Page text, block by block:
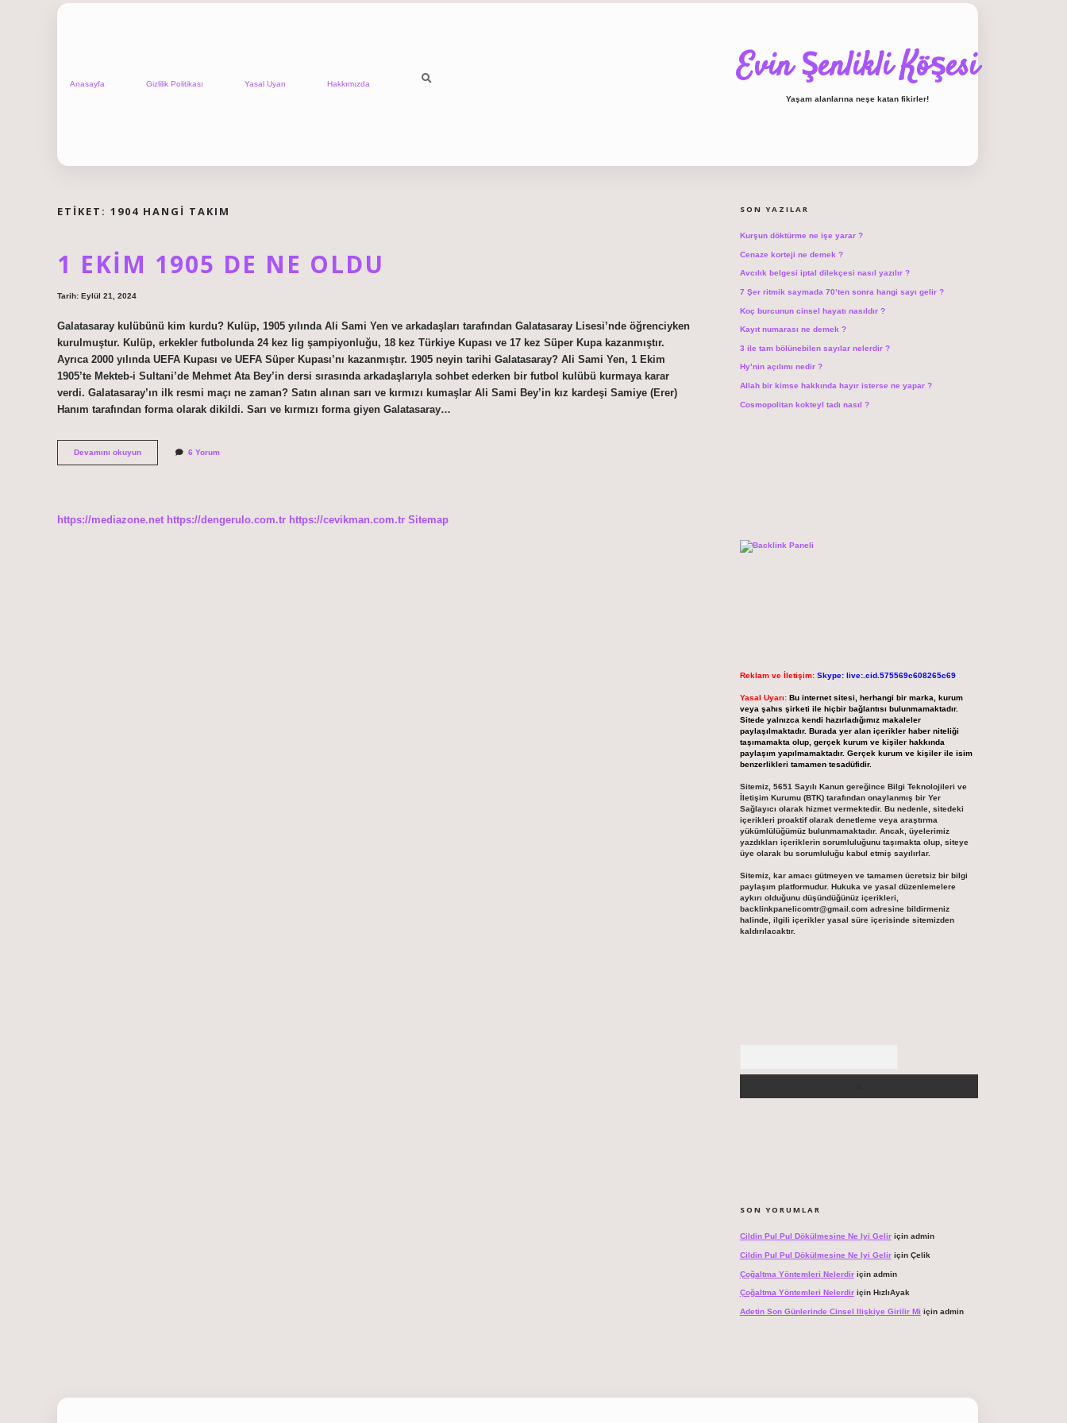
Anasayfa Gizlilik Politikası Yasal Uyarı Hakkımızda Evin Şenlikli Köşesi
Yaşam alanlarına neşe katan fikirler!
ETIKET: 1904 HANGI TAKIM
1 EKIM 1905 DE NE OLDU
Tarih: Eylül 21, 2024
Galatasaray kulübünü kim kurdu? Kulüp, 1905 yılında Ali Sami Yen ve arkadaşları tarafından Galatasaray Lisesi’nde öğrenciyken
kurulmuştur. Kulüp, erkekler futbolunda 24 kez lig şampiyonluğu, 18 kez Türkiye Kupası ve 17 kez Süper Kupa kazanmıştır.
Ayrıca 2000 yılında UEFA Kupası ve UEFA Süper Kupası’nı kazanmıştır. 1905 neyin tarihi Galatasaray? Ali Sami Yen, 1 Ekim
1905’te Mekteb-i Sultani’de Mehmet Ata Bey’in dersi sırasında arkadaşlarıyla sohbet ederken bir futbol kulübü kurmaya karar
verdi. Galatasaray’ın ilk resmi maçı ne zaman? Satın alınan sarı ve kırmızı kumaşlar Ali Sami Bey’in kız kardeşi Samiye (Erer)
Hanım tarafından forma olarak dikildi. Sarı ve kırmızı forma giyen Galatasaray…
Devamını okuyun1
Ekim
6 Yorum
https://mediazone.net https://dengerulo.com.tr https://cevikman.com.tr Sitemap
SON YAZILAR
Kurşun döktürme ne işe yarar ?
Cenaze korteji ne demek ?
Avcılık belgesi iptal dilekçesi nasıl yazılır ?
7 Şer ritmik saymada 70’ten sonra hangi sayı gelir ?
Koç burcunun cinsel hayatı nasıldır ?
Kayıt numarası ne demek ?
3 ile tam bölünebilen sayılar nelerdir ?
Hy’nin açılımı nedir ?
Allah bir kimse hakkında hayır isterse ne yapar ?
Cosmopolitan kokteyl tadı nasıl ?
Reklam ve İletişim: Skype: live:.cid.575569c608265c69
Yasal Uyarı: Bu internet sitesi, herhangi bir marka, kurum
veya şahıs şirketi ile hiçbir bağlantısı bulunmamaktadır.
Sitede yalnızca kendi hazırladığımız makaleler
paylaşılmaktadır. Burada yer alan içerikler haber niteliği
taşımamakta olup, gerçek kurum ve kişiler hakkında
paylaşım yapılmamaktadır. Gerçek kurum ve kişiler ile isim
benzerlikleri tamamen tesadüfidir.
Sitemiz, 5651 Sayılı Kanun gereğince Bilgi Teknolojileri ve
İletişim Kurumu (BTK) tarafından onaylanmış bir Yer
Sağlayıcı olarak hizmet vermektedir. Bu nedenle, sitedeki
içerikleri proaktif olarak denetleme veya araştırma
yükümlülüğümüz bulunmamaktadır. Ancak, üyelerimiz
yazdıkları içeriklerin sorumluluğunu taşımakta olup, siteye
üye olarak bu sorumluluğu kabul etmiş sayılırlar.
Sitemiz, kar amacı gütmeyen ve tamamen ücretsiz bir bilgi
paylaşım platformudur. Hukuka ve yasal düzenlemelere
aykırı olduğunu düşündüğünüz içerikleri,
backlinkpanelicomtr@gmail.comadresine bildirmeniz
halinde, ilgili içerikler yasal süre içerisinde sitemizden
kaldırılacaktır.
SON YORUMLAR
Cildin Pul Pul Dökülmesine Ne Iyi Geliriçin admin
Cildin Pul Pul Dökülmesine Ne Iyi Geliriçin Çelik
Çoğaltma Yöntemleri Nelerdiriçin admin
Çoğaltma Yöntemleri Nelerdiriçin HızlıAyak
Adetin Son Günlerinde Cinsel Ilişkiye Girilir Mi için admin